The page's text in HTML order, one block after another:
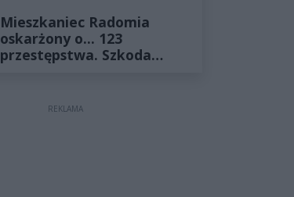
Mieszkaniec Radomia
oskarżony o... 123
przestępstwa. Szkoda
REKLAMA